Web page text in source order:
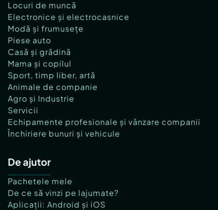
Locuri de muncă
Electronice și electrocasnice
Modă și frumusețe
Piese auto
Casă și grădină
Mama și copilul
Sport, timp liber, artă
Animale de companie
Agro și Industrie
Servicii
Echipamente profesionale și vânzare companii
Închiriere bunuri și vehicule
De ajutor
Pachetele mele
De ce să vinzi pe lajumate?
Aplicații: Android și iOS